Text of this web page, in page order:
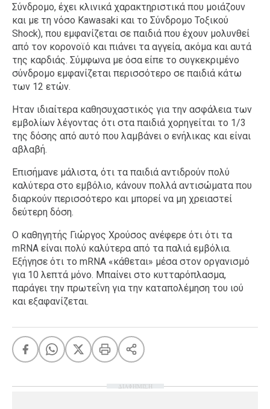
Σύνδρομο, έχει κλινικά χαρακτηριστικά που μοιάζουν
και με τη νόσο Kawasaki και το Σύνδρομο Τοξικού
Shock), που εμφανίζεται σε παιδιά που έχουν μολυνθεί
από τον κορονοϊό και πιάνει τα αγγεία, ακόμα και αυτά
της καρδιάς. Σύμφωνα με όσα είπε το συγκεκριμένο
σύνδρομο εμφανίζεται περισσότερο σε παιδιά κάτω
των 12 ετών.
Ηταν ιδιαίτερα καθησυχαστικός για την ασφάλεια των
εμβολίων λέγοντας ότι στα παιδιά χορηγείται το 1/3
της δόσης από αυτό που λαμβάνει ο ενήλικας και είναι
αβλαβή.
Επισήμανε μάλιστα, ότι τα παιδιά αντιδρούν πολύ
καλύτερα στο εμβόλιο, κάνουν πολλά αντισώματα που
διαρκούν περισσότερο και μπορεί να μη χρειαστεί
δεύτερη δόση.
Ο καθηγητής Γιώργος Χρούσος ανέφερε ότι ότι τα
mRNA είναι πολύ καλύτερα από τα παλιά εμβόλια.
Εξήγησε ότι το mRNA «κάθεται» μέσα στον οργανισμό
για 10 λεπτά μόνο. Μπαίνει στο κυτταρόπλασμα,
παράγει την πρωτεΐνη για την καταπολέμηση του ιού
και εξαφανίζεται.
ΔΙΑΦΗΜΙΣΗ